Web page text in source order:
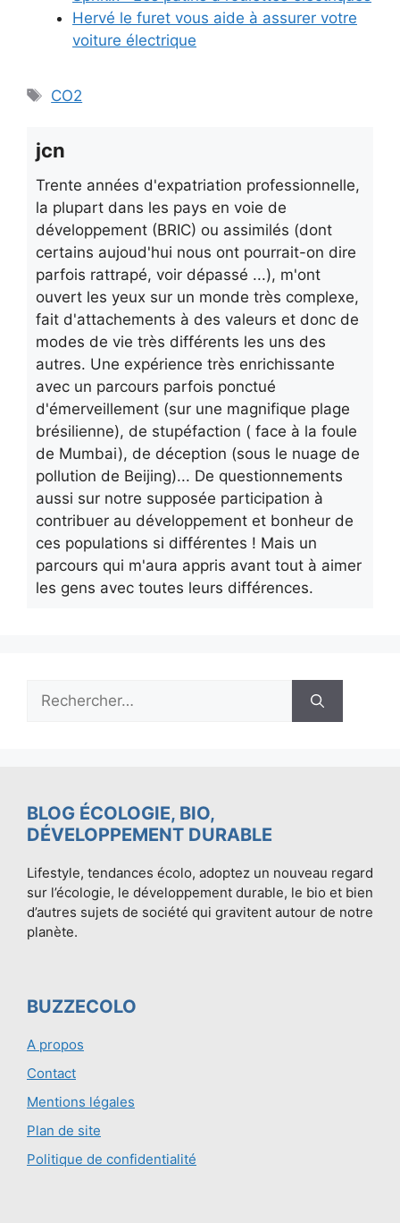
Hervé le furet vous aide à assurer votre
voiture électrique
Étiquettes
CO2
jcn
Trente années d'expatriation professionnelle,
la plupart dans les pays en voie de
développement (BRIC) ou assimilés (dont
certains aujoud'hui nous ont pourrait-on dire
parfois rattrapé, voir dépassé ...), m'ont
ouvert les yeux sur un monde très complexe,
fait d'attachements à des valeurs et donc de
modes de vie très différents les uns des
autres. Une expérience très enrichissante
avec un parcours parfois ponctué
d'émerveillement (sur une magnifique plage
brésilienne), de stupéfaction ( face à la foule
de Mumbai), de déception (sous le nuage de
pollution de Beijing)... De questionnements
aussi sur notre supposée participation à
contribuer au développement et bonheur de
ces populations si différentes ! Mais un
parcours qui m'aura appris avant tout à aimer
les gens avec toutes leurs différences.
Rechercher :
BLOG ÉCOLOGIE, BIO,
DÉVELOPPEMENT DURABLE
Lifestyle, tendances écolo, adoptez un nouveau regard
sur l’écologie, le développement durable, le bio et bien
d’autres sujets de société qui gravitent autour de notre
planète.
BUZZECOLO
A propos
Contact
Mentions légales
Plan de site
Politique de confidentialité